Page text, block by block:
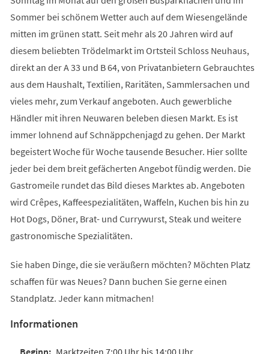
Sommer bei schönem Wetter auch auf dem Wiesengelände
mitten im grünen statt. Seit mehr als 20 Jahren wird auf
diesem beliebten Trödelmarkt im Ortsteil Schloss Neuhaus,
direkt an der A 33 und B 64, von Privatanbietern Gebrauchtes
aus dem Haushalt, Textilien, Raritäten, Sammlersachen und
vieles mehr, zum Verkauf angeboten. Auch gewerbliche
Händler mit ihren Neuwaren beleben diesen Markt. Es ist
immer lohnend auf Schnäppchenjagd zu gehen. Der Markt
begeistert Woche für Woche tausende Besucher. Hier sollte
jeder bei dem breit gefächerten Angebot fündig werden. Die
Gastromeile rundet das Bild dieses Marktes ab. Angeboten
wird Crêpes, Kaffeespezialitäten, Waffeln, Kuchen bis hin zu
Hot Dogs, Döner, Brat- und Currywurst, Steak und weitere
gastronomische Spezialitäten.
Sie haben Dinge, die sie veräußern möchten? Möchten Platz
schaffen für was Neues? Dann buchen Sie gerne einen
Standplatz. Jeder kann mitmachen!
Informationen
Marktzeiten 7:00 Uhr bis 14:00 Uhr